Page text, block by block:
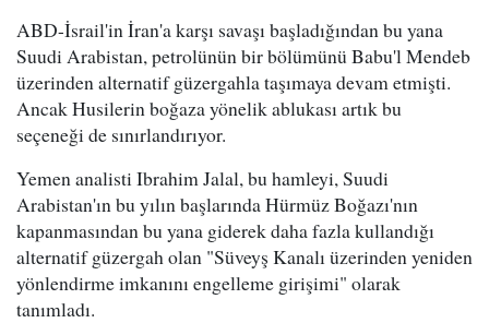
ABD-İsrail'in İran'a karşı savaşı başladığından bu yana
Suudi Arabistan, petrolünün bir bölümünü Babu'l Mendeb
üzerinden alternatif güzergahla taşımaya devam etmişti.
Ancak Husilerin boğaza yönelik ablukası artık bu
seçeneği de sınırlandırıyor.
Yemen analisti Ibrahim Jalal, bu hamleyi, Suudi
Arabistan'ın bu yılın başlarında Hürmüz Boğazı'nın
kapanmasından bu yana giderek daha fazla kullandığı
alternatif güzergah olan "Süveyş Kanalı üzerinden yeniden
yönlendirme imkanını engelleme girişimi" olarak
tanımladı.